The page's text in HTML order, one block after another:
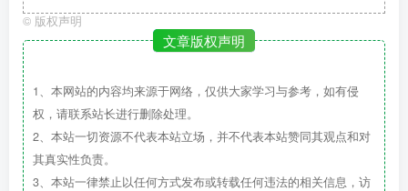
© 版权声明
文章版权声明
1、本网站的内容均来源于网络，仅供大家学习与参考，如有侵
权，请联系站长进行删除处理。
2、本站一切资源不代表本站立场，并不代表本站赞同其观点和对
其真实性负责。
3、本站一律禁止以任何方式发布或转载任何违法的相关信息，访